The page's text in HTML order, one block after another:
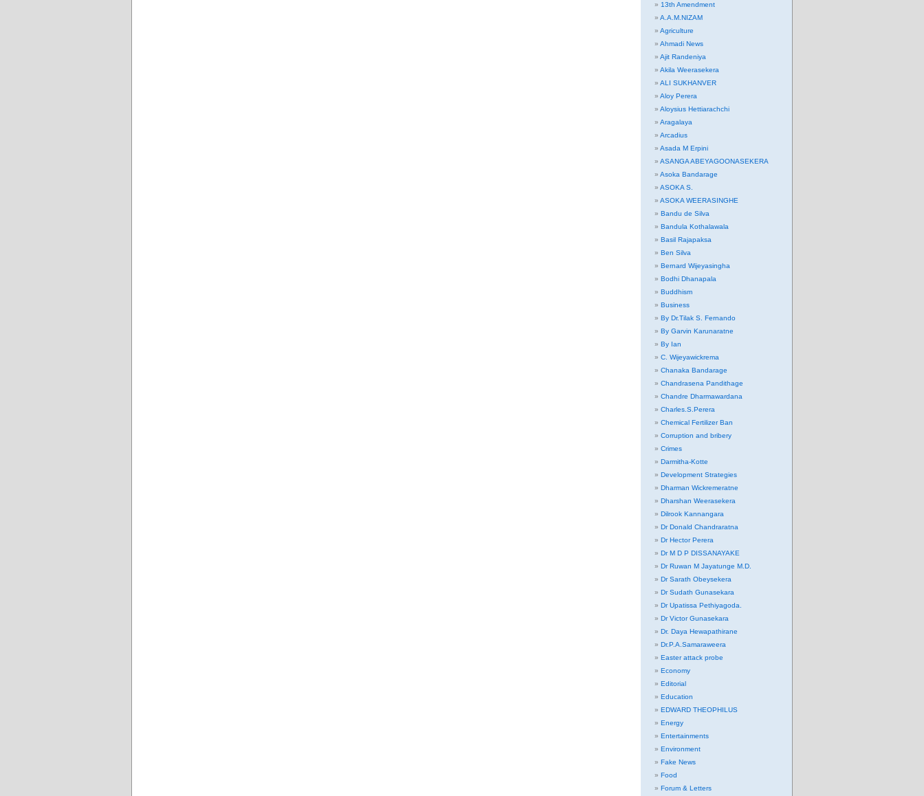
13th Amendment
A.A.M.NIZAM
Agriculture
Ahmadi News
Ajit Randeniya
Akila Weerasekera
ALI SUKHANVER
Aloy Perera
Aloysius Hettiarachchi
Aragalaya
Arcadius
Asada M Erpini
ASANGA ABEYAGOONASEKERA
Asoka Bandarage
ASOKA S.
ASOKA WEERASINGHE
Bandu de Silva
Bandula Kothalawala
Basil Rajapaksa
Ben Silva
Bernard Wijeyasingha
Bodhi Dhanapala
Buddhism
Business
By Dr.Tilak S. Fernando
By Garvin Karunaratne
By Ian
C. Wijeyawickrema
Chanaka Bandarage
Chandrasena Pandithage
Chandre Dharmawardana
Charles.S.Perera
Chemical Fertilizer Ban
Corruption and bribery
Crimes
Darmitha-Kotte
Development Strategies
Dharman Wickremeratne
Dharshan Weerasekera
Dilrook Kannangara
Dr Donald Chandraratna
Dr Hector Perera
Dr M D P DISSANAYAKE
Dr Ruwan M Jayatunge M.D.
Dr Sarath Obeysekera
Dr Sudath Gunasekara
Dr Upatissa Pethiyagoda.
Dr Victor Gunasekara
Dr. Daya Hewapathirane
Dr.P.A.Samaraweera
Easter attack probe
Economy
Editorial
Education
EDWARD THEOPHILUS
Energy
Entertainments
Environment
Fake News
Food
Forum & Letters